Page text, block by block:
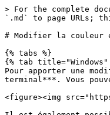
> For the complete
`.md` to page URLs;
# Modifier la couleur
{% tabs %}
{% tab title="Windows"
Pour apporter une
terminal***. Vous
<figure><img